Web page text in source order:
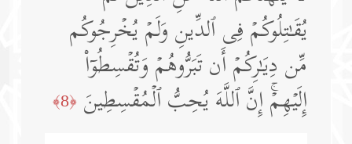
یُقَـٰتِلُوكُمۡ فِی ٱلدِّینِ وَلَمۡ یُخۡرِجُوكُم
مِّن دِیَـٰرِكُمۡ أَن تَبَرُّوهُمۡ وَتُقۡسِطُوۤا۟
إِلَیۡهِمۡۚ إِنَّ ٱللَّهَ یُحِبُّ ٱلۡمُقۡسِطِینَ ﴿8﴾